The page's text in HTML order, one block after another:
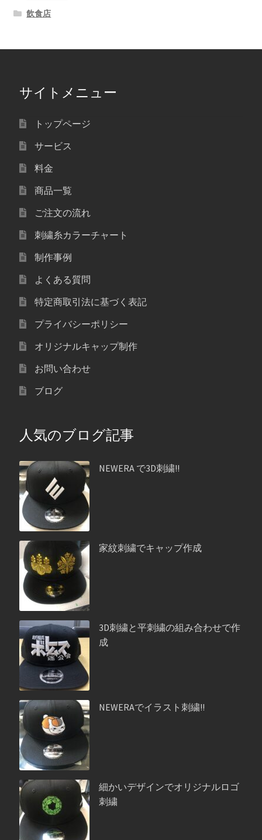
飲食店
サイトメニュー
トップページ
サービス
料金
商品一覧
ご注文の流れ
刺繍糸カラーチャート
制作事例
よくある質問
特定商取引法に基づく表記
プライバシーポリシー
オリジナルキャップ制作
お問い合わせ
ブログ
人気のブログ記事
NEWERA で3D刺繍!!
家紋刺繍でキャップ作成
3D刺繍と平刺繍の組み合わせで作
成
NEWERAでイラスト刺繍!!
細かいデザインでオリジナルロゴ
刺繍